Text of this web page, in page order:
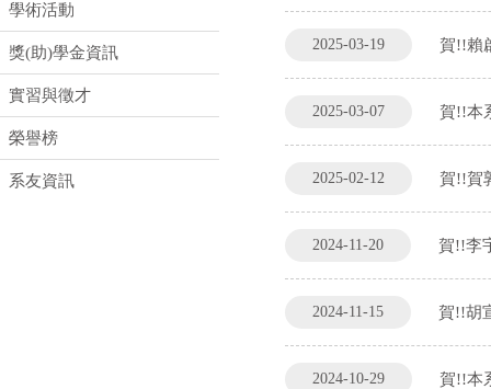
學術活動
獎(助)學金資訊
實習與徵才
榮譽榜
系友資訊
2025-03-19 賀!!賴
2025-03-07 賀!!本
2025-02-12 賀!!賀
2024-11-20 賀!!李
2024-11-15 賀!!胡
2024-10-29 賀!!本